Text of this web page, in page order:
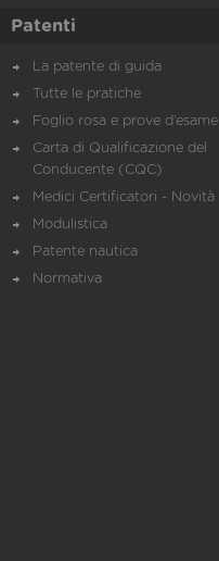
Patenti
La patente di guida
Tutte le pratiche
Foglio rosa e prove d’esame
Carta di Qualificazione del
Conducente (CQC)
Medici Certificatori - Novità
Modulistica
Patente nautica
Normativa